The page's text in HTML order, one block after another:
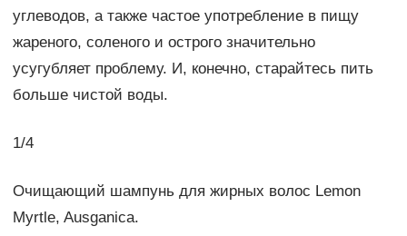
углеводов, а также частое употребление в пищу
жареного, соленого и острого значительно
усугубляет проблему. И, конечно, старайтесь пить
больше чистой воды.
1/4
Очищающий шампунь для жирных волос Lemon
Myrtle, Ausganica.